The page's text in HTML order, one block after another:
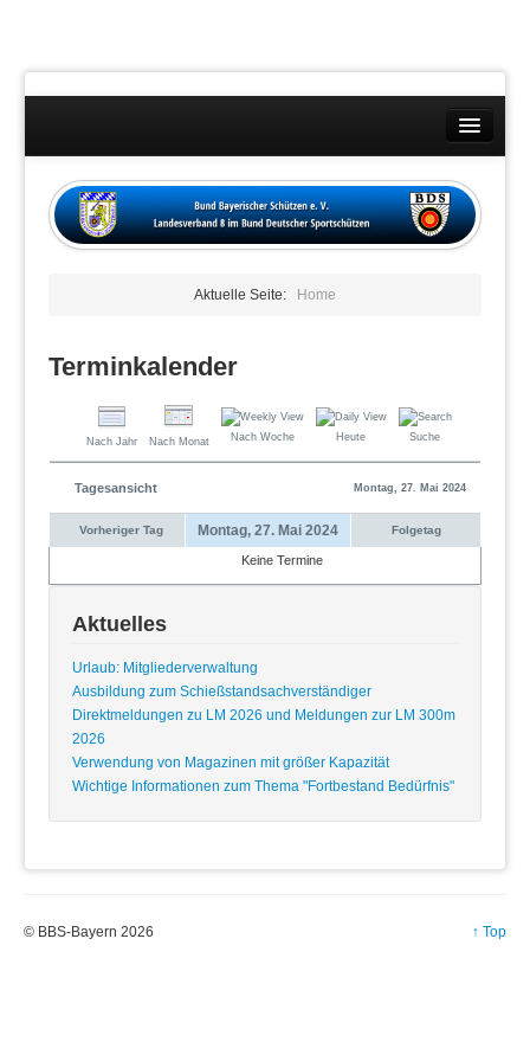
Wettkämpfe
Datenschutzübersicht
Aktuelle Seite: Home
Terminkalender
Nach Jahr Nach Monat Nach Woche Heute Suche
Tagesansicht Montag, 27. Mai 2024
Vorheriger Tag Montag, 27. Mai 2024 Folgetag
Keine Termine
Aktuelles
Urlaub: Mitgliederverwaltung
Ausbildung zum Schießstandsachverständiger
Direktmeldungen zu LM 2026 und Meldungen zur LM 300m
2026
Verwendung von Magazinen mit größer Kapazität
Wichtige Informationen zum Thema "Fortbestand Bedürfnis"
↑ Top
© BBS-Bayern 2026